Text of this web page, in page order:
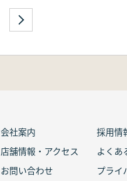
会社案内
採用情
店舗情報・アクセス
よくあ
お問い合わせ
プライ